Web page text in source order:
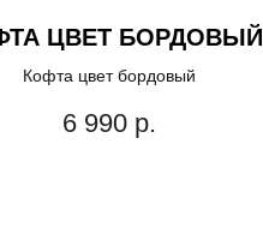
ЦВЕТ БОРДОВЫЙ
Кофта цвет бордовый
6 990 р.